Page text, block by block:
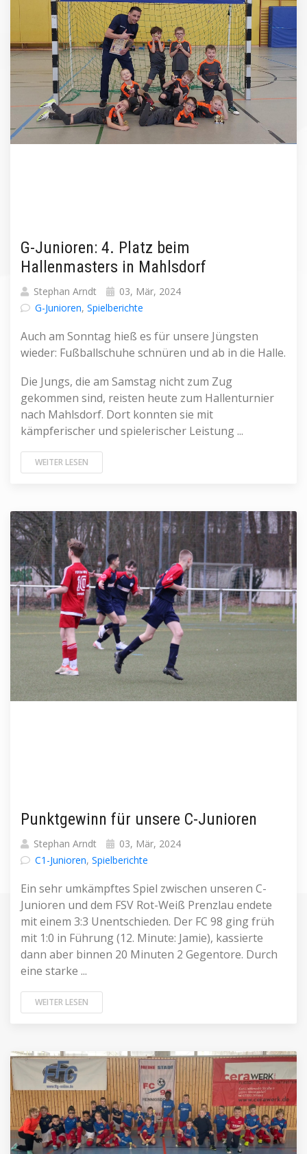
G-Junioren: 4. Platz beim
Hallenmasters in Mahlsdorf
Stephan Arndt
03, Mär, 2024
G-Junioren, Spielberichte
Auch am Sonntag hieß es für unsere Jüngsten
wieder: Fußballschuhe schnüren und ab in die Halle.
Die Jungs, die am Samstag nicht zum Zug
gekommen sind, reisten heute zum Hallenturnier
nach Mahlsdorf. Dort konnten sie mit
kämpferischer und spielerischer Leistung ...
WEITER LESEN
Punktgewinn für unsere C-Junioren
Stephan Arndt
03, Mär, 2024
C1-Junioren, Spielberichte
Ein sehr umkämpftes Spiel zwischen unseren C-
Junioren und dem FSV Rot-Weiß Prenzlau endete
mit einem 3:3 Unentschieden. Der FC 98 ging früh
mit 1:0 in Führung (12. Minute: Jamie), kassierte
dann aber binnen 20 Minuten 2 Gegentore. Durch
eine starke ...
WEITER LESEN